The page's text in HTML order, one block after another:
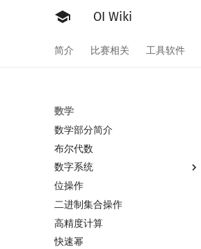
OI Wiki
简介 比赛相关 工具软件
数学
数学部分简介
布尔代数
数字系统
数字系统简介
进位制
平衡三进制
格雷码
位操作
二进制集合操作
高精度计算
快速幂